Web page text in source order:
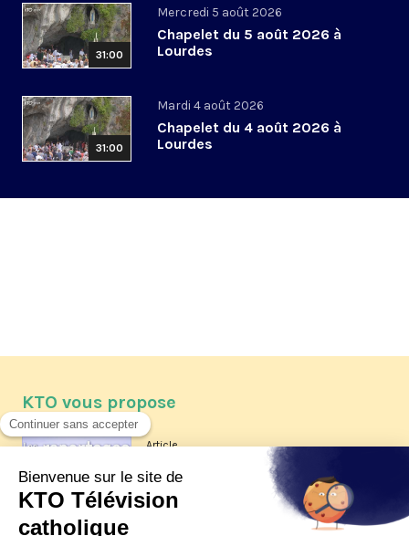
31:00
Mercredi 5 août 2026
Chapelet du 5 août 2026 à
Lourdes
31:00
Mardi 4 août 2026
Chapelet du 4 août 2026 à
Lourdes
KTO vous propose
Article
Les reportages d'été 2026 de KTO